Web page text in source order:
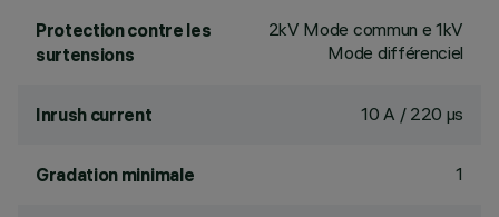
Protection contre les
surtensions
2kV Mode commun e 1kV
Mode différenciel
Inrush current 10 A / 220 µs
Gradation minimale 1